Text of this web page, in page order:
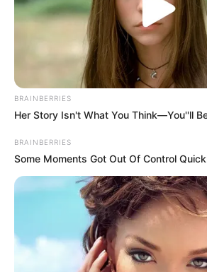
BRAINBERRIES
Her Story Isn't What You Think—You''ll
BRAINBERRIES
Some Moments Got Out Of Control